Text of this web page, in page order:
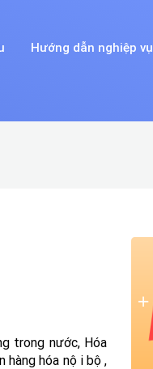
Hướng dẫn nghiệp vụ
trong nước, Hóa
hàng hóa nội bộ,